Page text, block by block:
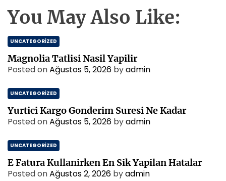
You May Also Like:
UNCATEGORIZED
Magnolia Tatlisi Nasil Yapilir
Posted onAğustos 5, 2026 byadmin
UNCATEGORIZED
Yurtici Kargo Gonderim Suresi Ne Kadar
Posted onAğustos 5, 2026 byadmin
UNCATEGORIZED
E Fatura Kullanirken En Sik Yapilan Hatalar
Posted onAğustos 2, 2026 byadmin